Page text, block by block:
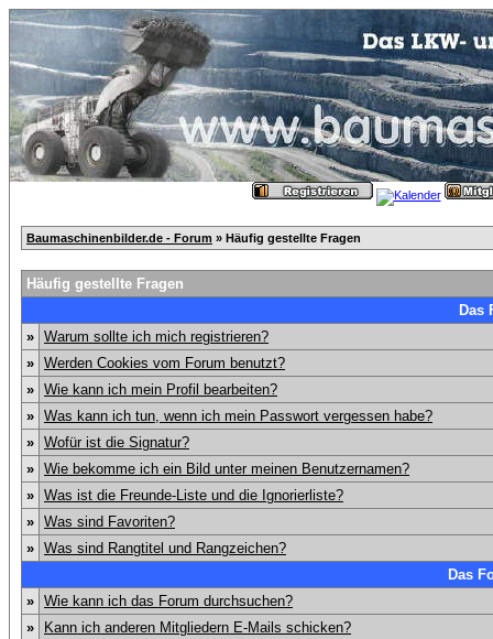
Baumaschinenbilder.de - Forum » Häufig gestellte Fragen
Häufig gestellte Fragen
Das
» Warum sollte ich mich registrieren?
» Werden Cookies vom Forum benutzt?
» Wie kann ich mein Profil bearbeiten?
» Was kann ich tun, wenn ich mein Passwort vergessen habe?
» Wofür ist die Signatur?
» Wie bekomme ich ein Bild unter meinen Benutzernamen?
» Was ist die Freunde-Liste und die Ignorierliste?
» Was sind Favoriten?
» Was sind Rangtitel und Rangzeichen?
Das
» Wie kann ich das Forum durchsuchen?
»
Kann ich anderen Mitgliedern E-Mails schicken?